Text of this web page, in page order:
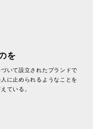
を
いて設立されたブランドで
に止められるようなことを
ている。